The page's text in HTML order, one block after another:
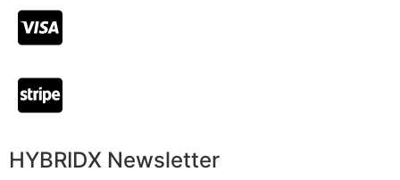
HYBRIDX Newsletter